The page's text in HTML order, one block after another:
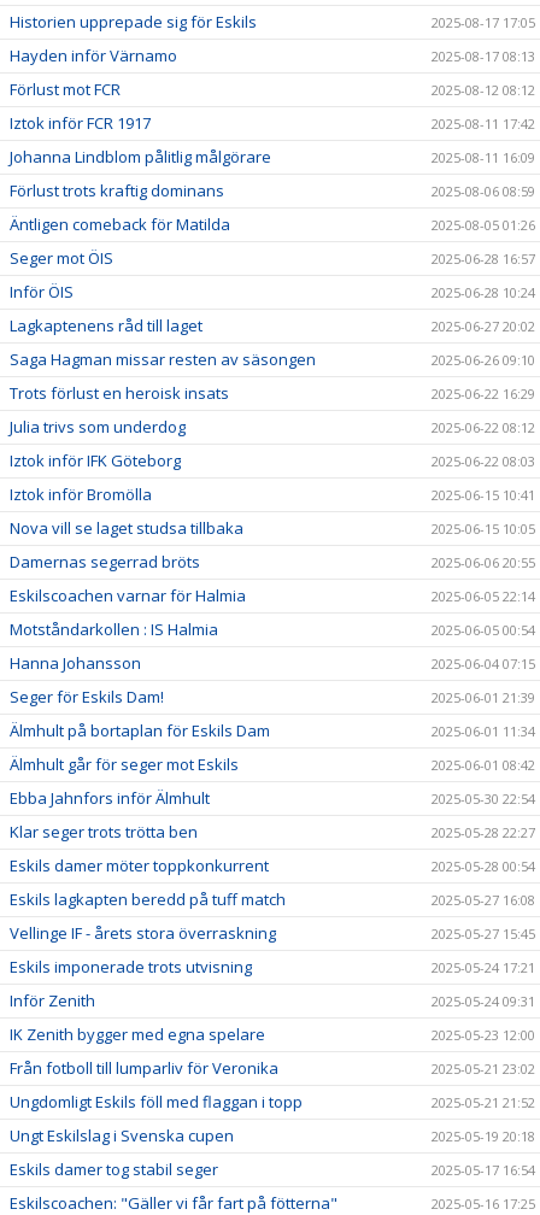
Historien upprepade sig för Eskils 2025-08-17 17:05
Hayden inför Värnamo 2025-08-17 08:13
Förlust mot FCR 2025-08-12 08:12
Iztok inför FCR 1917 2025-08-11 17:42
Johanna Lindblom pålitlig målgörare 2025-08-11 16:09
Förlust trots kraftig dominans 2025-08-06 08:59
Äntligen comeback för Matilda 2025-08-05 01:26
Seger mot ÖIS 2025-06-28 16:57
Inför ÖIS 2025-06-28 10:24
Lagkaptenens råd till laget 2025-06-27 20:02
Saga Hagman missar resten av säsongen 2025-06-26 09:10
Trots förlust en heroisk insats 2025-06-22 16:29
Julia trivs som underdog 2025-06-22 08:12
Iztok inför IFK Göteborg 2025-06-22 08:03
Iztok inför Bromölla 2025-06-15 10:41
Nova vill se laget studsa tillbaka 2025-06-15 10:05
Damernas segerrad bröts 2025-06-06 20:55
Eskilscoachen varnar för Halmia 2025-06-05 22:14
Motståndarkollen : IS Halmia 2025-06-05 00:54
Hanna Johansson 2025-06-04 07:15
Seger för Eskils Dam! 2025-06-01 21:39
Älmhult på bortaplan för Eskils Dam 2025-06-01 11:34
Älmhult går för seger mot Eskils 2025-06-01 08:42
Ebba Jahnfors inför Älmhult 2025-05-30 22:54
Klar seger trots trötta ben 2025-05-28 22:27
Eskils damer möter toppkonkurrent 2025-05-28 00:54
Eskils lagkapten beredd på tuff match 2025-05-27 16:08
Vellinge IF - årets stora överraskning 2025-05-27 15:45
Eskils imponerade trots utvisning 2025-05-24 17:21
Inför Zenith 2025-05-24 09:31
IK Zenith bygger med egna spelare 2025-05-23 12:00
Från fotboll till lumparliv för Veronika 2025-05-21 23:02
Ungdomligt Eskils föll med flaggan i topp 2025-05-21 21:52
Ungt Eskilslag i Svenska cupen 2025-05-19 20:18
Eskils damer tog stabil seger 2025-05-17 16:54
Eskilscoachen: "Gäller vi får fart på fötterna" 2025-05-16 17:25